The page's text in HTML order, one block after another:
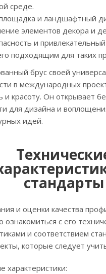
среде.
и ландшафтный
элементов декора и
и
подходящим для таких
брус своей
в международных
и красоту. Он открывает
для дизайна и
идей.
стандарты
и оценки качества
ознакомиться с его
и соответствием
которые следует
характеристики: